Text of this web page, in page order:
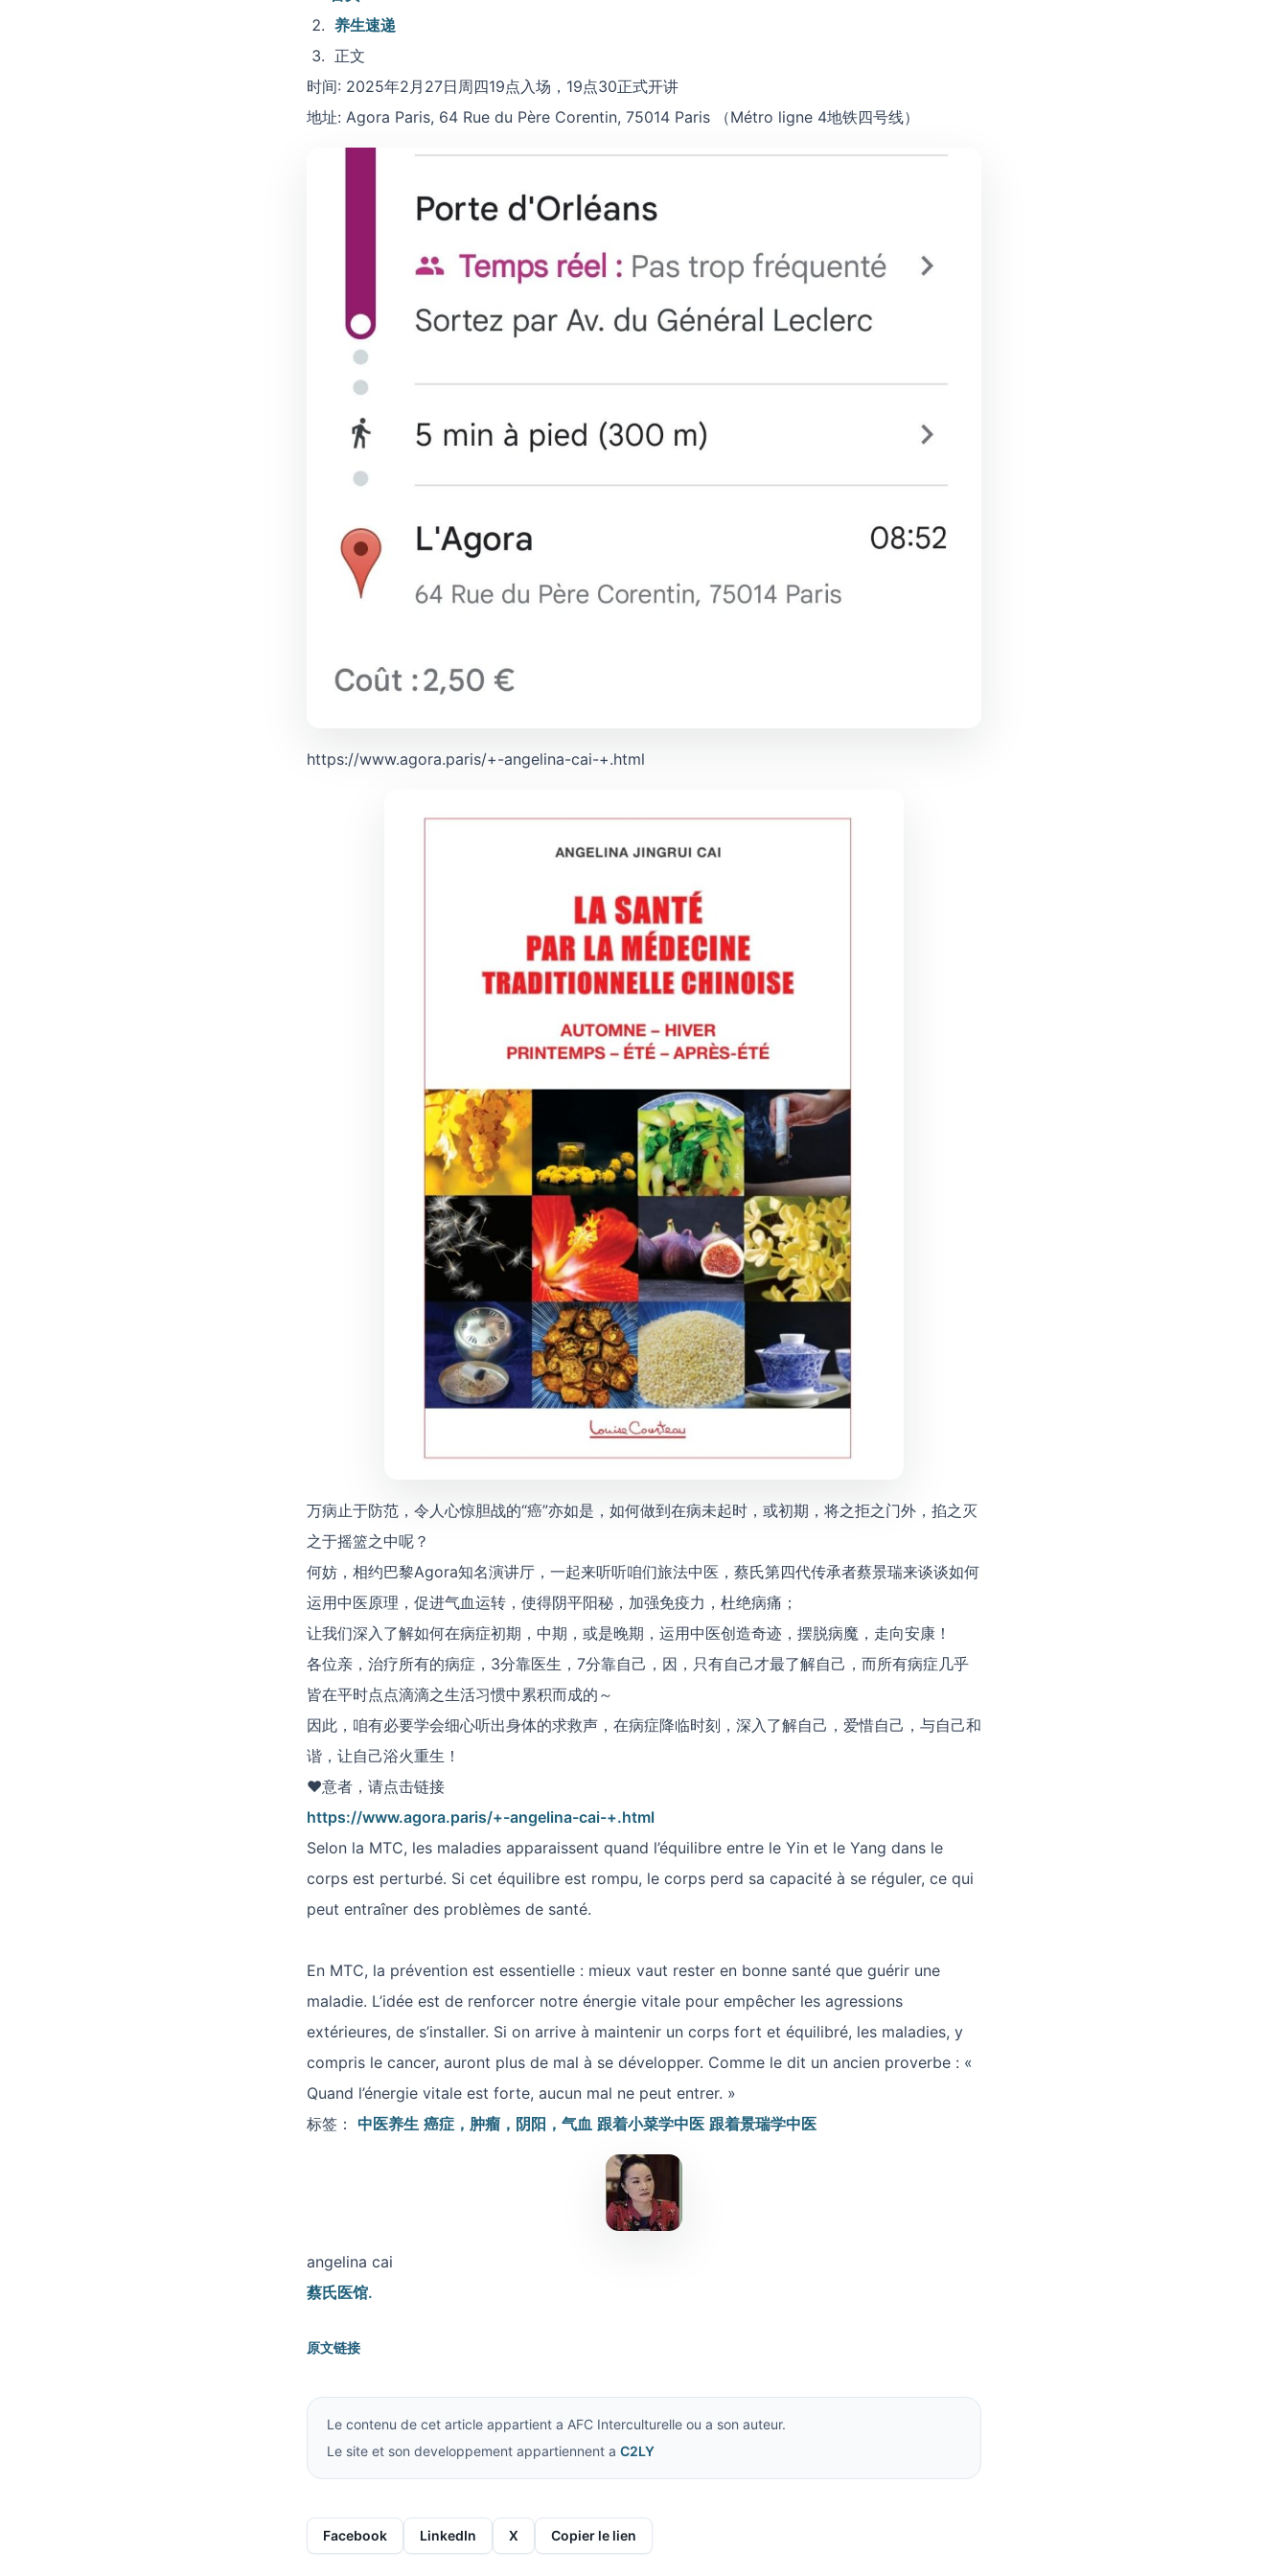
养生速递
正文
时间: 2025年2月27日周四19点入场，19点30正式开讲
地址: Agora Paris, 64 Rue du Père Corentin, 75014 Paris （Métro ligne 4地铁四号线）
https://www.agora.paris/+-angelina-cai-+.html
万病止于防范，令人心惊胆战的“癌”亦如是，如何做到在病未起时，或初期，将之拒之门外，掐之灭
之于摇篮之中呢？
何妨，相约巴黎Agora知名演讲厅，一起来听听咱们旅法中医，蔡氏第四代传承者蔡景瑞来谈谈如何
运用中医原理，促进气血运转，使得阴平阳秘，加强免疫力，杜绝病痛；
让我们深入了解如何在病症初期，中期，或是晚期，运用中医创造奇迹，摆脱病魔，走向安康！
各位亲，治疗所有的病症，3分靠医生，7分靠自己，因，只有自己才最了解自己，而所有病症几乎
皆在平时点点滴滴之生活习惯中累积而成的～
因此，咱有必要学会细心听出身体的求救声，在病症降临时刻，深入了解自己，爱惜自己，与自己和
谐，让自己浴火重生！
♥意者，请点击链接
https://www.agora.paris/+-angelina-cai-+.html
Selon la MTC, les maladies apparaissent quand l’équilibre entre le Yin et le Yang dans le
corps est perturbé. Si cet équilibre est rompu, le corps perd sa capacité à se réguler, ce qui
peut entraîner des problèmes de santé.
En MTC, la prévention est essentielle : mieux vaut rester en bonne santé que guérir une
maladie. L’idée est de renforcer notre énergie vitale pour empêcher les agressions
extérieures, de s’installer. Si on arrive à maintenir un corps fort et équilibré, les maladies, y
compris le cancer, auront plus de mal à se développer. Comme le dit un ancien proverbe : «
Quand l’énergie vitale est forte, aucun mal ne peut entrer. »
标签： 中医养生 癌症，肿瘤，阴阳，气血 跟着小菜学中医 跟着景瑞学中医
angelina cai
蔡氏医馆.
原文链接
Le contenu de cet article appartient a AFC Interculturelle ou a son auteur.
Le site et son developpement appartiennent a C2LY
Facebook LinkedIn X Copier le lien